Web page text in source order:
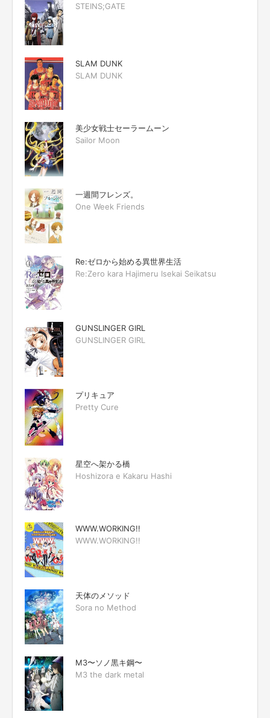
STEINS;GATE
SLAM DUNK
SLAM DUNK
美少女戦士セーラームーン
Sailor Moon
一週間フレンズ。
One Week Friends
Re:ゼロから始める異世界生活
Re:Zero kara Hajimeru Isekai Seikatsu
GUNSLINGER GIRL
GUNSLINGER GIRL
プリキュア
Pretty Cure
星空へ架かる橋
Hoshizora e Kakaru Hashi
WWW.WORKING!!
WWW.WORKING!!
天体のメソッド
Sora no Method
M3〜ソノ黒キ鋼〜
M3 the dark metal